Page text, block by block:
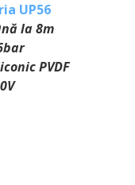
UP56
la 8m
PVDF